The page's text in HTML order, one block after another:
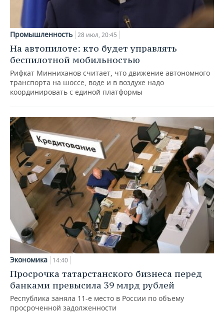
Промышленность 28 июл, 20:45
На автопилоте: кто будет управлять
беспилотной мобильностью
Рифкат Минниханов считает, что движение автономного
транспорта на шоссе, воде и в воздухе надо
координировать с единой платформы
Экономика 14:40
Просрочка татарстанского бизнеса перед
банками превысила 39 млрд рублей
Республика заняла 11-е место в России по объему
просроченной задолженности